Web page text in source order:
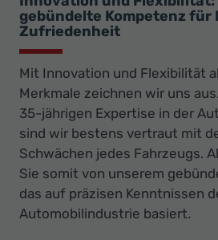
gebündelte Kompetenz für
Zufriedenheit
Mit Innovation und Flexibilität
Merkmale zeichnen wir uns
35-jährigen Expertise in der
sind wir bestens vertraut mit
Schwächen jedes Fahrzeugs.
Sie somit von unserem
das auf präzisen Kenntnissen
Automobilindustrie basiert.